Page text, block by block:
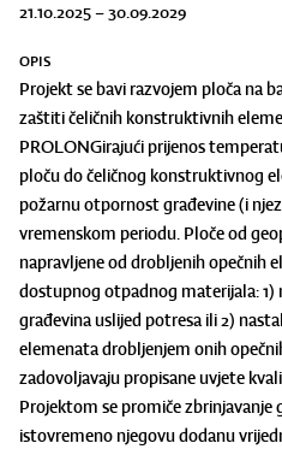
21.10.2025 – 30.09.2029
OPIS
Projekt se bavi razvojem ploča na
zaštiti čeličnih konstruktivnih
PROLONGirajući prijenos
ploču do čeličnog konstruktivnog
požarnu otpornost građevine (i
vremenskom periodu. Ploče od
napravljene od drobljenih opečnih
dostupnog otpadnog materijala: 1)
građevina uslijed potresa ili 2)
elemenata drobljenjem onih
zadovoljavaju propisane uvjete
Projektom se promiče zbrinjavanje
istovremeno njegovu dodanu